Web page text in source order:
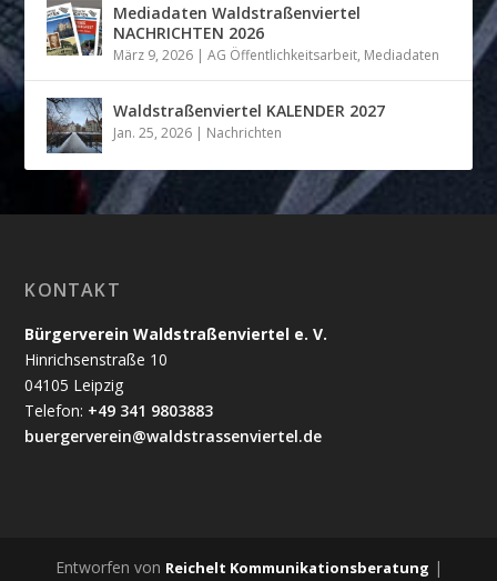
Mediadaten Waldstraßenviertel
NACHRICHTEN 2026
März 9, 2026 |AG Öffentlichkeitsarbeit, Mediadaten
Waldstraßenviertel KALENDER 2027
Jan. 25, 2026 | Nachrichten
KONTAKT
Bürgerverein Waldstraßenviertel e. V.
Hinrichsenstraße 10
04105 Leipzig
Telefon: +49 341 9803883
buergerverein@waldstrassenviertel.de
Entworfen von Reichelt Kommunikationsberatung |